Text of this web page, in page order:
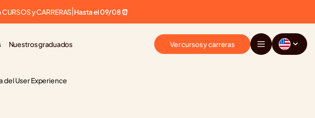
CURSOS y CARRERAS Hasta el 09/08 ⏰
Nuestros graduados Ver cursos y carreras
del User Experience